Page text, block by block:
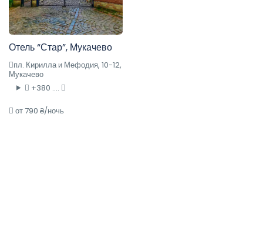
Отель “Стар”, Мукачево
пл. Кирилла и Мефодия, 10-12,
Мукачево
+380 ....
от 790 ₴/ночь